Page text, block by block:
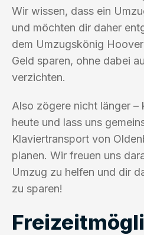
Wir wissen, dass ein
und möchten dir daher
dem Umzugskönig
Geld sparen, ohne dabei
verzichten.
Also zögere nicht länger –
heute und lass uns
Klaviertransport von
planen. Wir freuen uns
Umzug zu helfen und dir
zu sparen!